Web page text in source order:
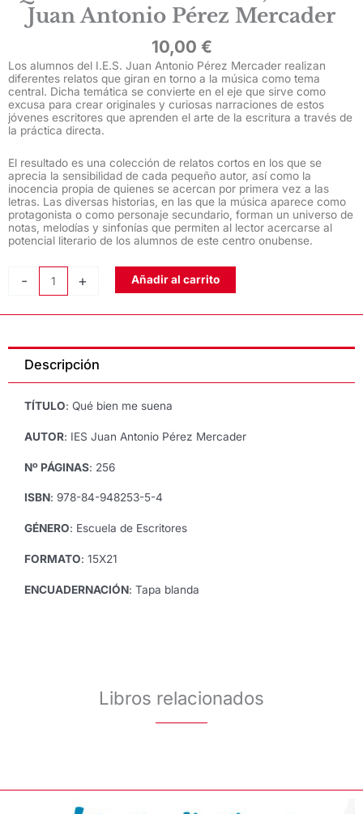
Juan Antonio Pérez Mercader
10,00 €
Los alumnos del I.E.S. Juan Antonio Pérez Mercader realizan
diferentes relatos que giran en torno a la música como tema
central. Dicha temática se convierte en el eje que sirve como
excusa para crear originales y curiosas narraciones de estos
jóvenes escritores que aprenden el arte de la escritura a través de
la práctica directa.
El resultado es una colección de relatos cortos en los que se
aprecia la sensibilidad de cada pequeño autor, así como la
inocencia propia de quienes se acercan por primera vez a las
letras. Las diversas historias, en las que la música aparece como
protagonista o como personaje secundario, forman un universo de
notas, melodías y sinfonías que permiten al lector acercarse al
potencial literario de los alumnos de este centro onubense.
-
del
Juan
Antonio
Mercader
+ Añadir al carrito
Descripción
TÍTULO: Qué bien me suena
AUTOR: IES Juan Antonio Pérez Mercader
Nº PÁGINAS: 256
ISBN: 978-84-948253-5-4
GÉNERO: Escuela de Escritores
FORMATO: 15X21
ENCUADERNACIÓN: Tapa blanda
Libros relacionados